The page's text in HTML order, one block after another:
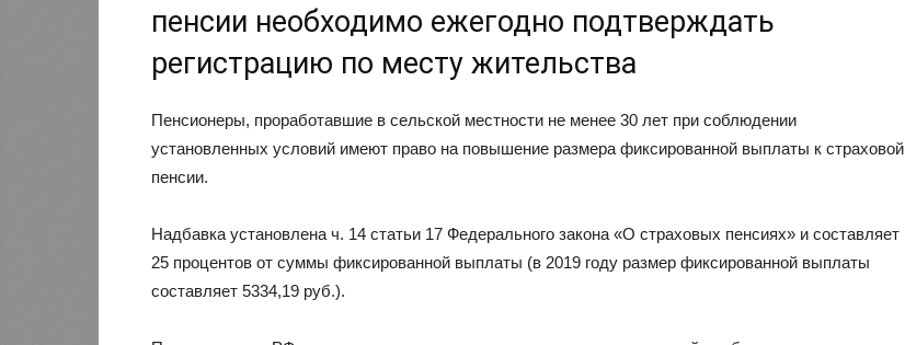
пенсии необходимо ежегодно подтверждать
регистрацию по месту жительства
Пенсионеры, проработавшие в сельской местности не менее 30 лет при соблюдении
установленных условий имеют право на повышение размера фиксированной выплаты к страховой
пенсии.
Надбавка установлена ч. 14 статьи 17 Федерального закона «О страховых пенсиях» и составляет
25 процентов от суммы фиксированной выплаты (в 2019 году размер фиксированной выплаты
составляет 5334,19 руб.).